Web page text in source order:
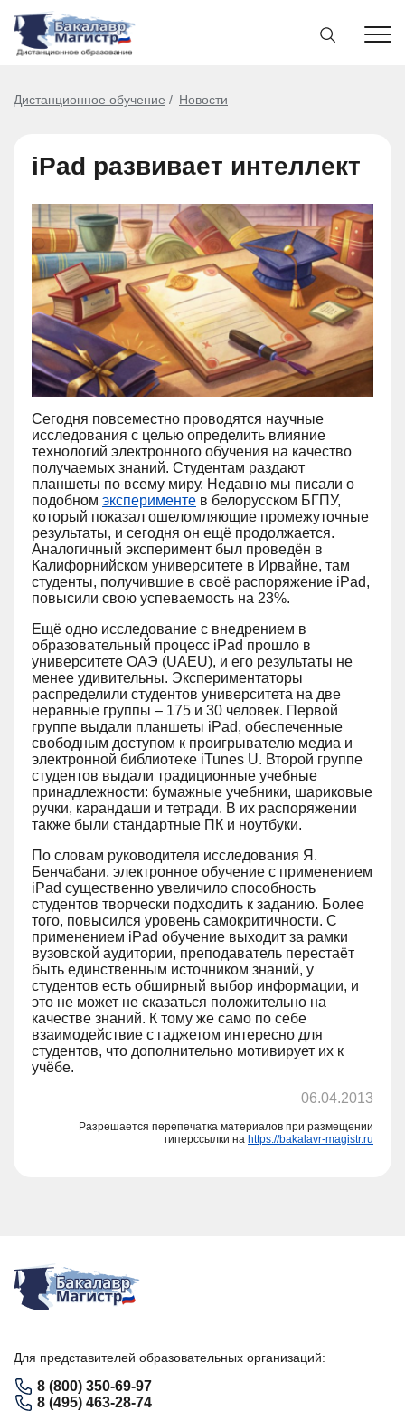
Дистанционное обучение Новости
iPad развивает интеллект
Сегодня повсеместно проводятся научные
исследования с целью определить влияние
технологий электронного обучения на качество
получаемых знаний. Студентам раздают
планшеты по всему миру. Недавно мы писали о
подобном эксперименте в белорусском БГПУ,
который показал ошеломляющие промежуточные
результаты, и сегодня он ещё продолжается.
Аналогичный эксперимент был проведён в
Калифорнийском университете в Ирвайне, там
студенты, получившие в своё распоряжение iPad,
повысили свою успеваемость на 23%.
Ещё одно исследование с внедрением в
образовательный процесс iPad прошло в
университете ОАЭ (UAEU), и его результаты не
менее удивительны. Экспериментаторы
распределили студентов университета на две
неравные группы – 175 и 30 человек. Первой
группе выдали планшеты iPad, обеспеченные
свободным доступом к проигрывателю медиа и
электронной библиотеке iTunes U. Второй группе
студентов выдали традиционные учебные
принадлежности: бумажные учебники, шариковые
ручки, карандаши и тетради. В их распоряжении
также были стандартные ПК и ноутбуки.
По словам руководителя исследования Я.
Бенчабани, электронное обучение с применением
iPad существенно увеличило способность
студентов творчески подходить к заданию. Более
того, повысился уровень самокритичности. С
применением iPad обучение выходит за рамки
вузовской аудитории, преподаватель перестаёт
быть единственным источником знаний, у
студентов есть обширный выбор информации, и
это не может не сказаться положительно на
качестве знаний. К тому же само по себе
взаимодействие с гаджетом интересно для
студентов, что дополнительно мотивирует их к
учёбе.
06.04.2013
Разрешается перепечатка материалов при размещении
гиперссылки на https://bakalavr-magistr.ru
Для представителей образовательных организаций:
8 (800) 350-69-97
8 (495) 463-28-74